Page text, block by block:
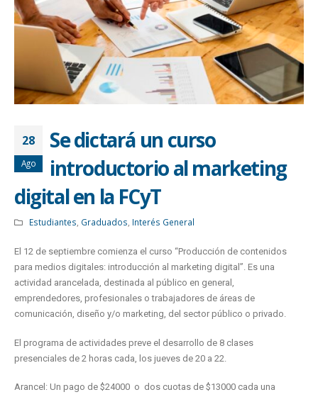
28
Ago
Se dictará un curso
introductorio al marketing
digital en la FCyT
Estudiantes Graduados Interés General
El 12 de septiembre comienza el curso “Producción de contenidos
para medios digitales: introducción al marketing digital”. Es una
actividad arancelada, destinada al público en general,
emprendedores, profesionales o trabajadores de áreas de
comunicación, diseño y/o marketing, del sector público o privado.
El programa de actividades preve el desarrollo de 8 clases
presenciales de 2 horas cada, los jueves de 20 a 22.
Arancel: Un pago de $24000 o dos cuotas de $13000 cada una